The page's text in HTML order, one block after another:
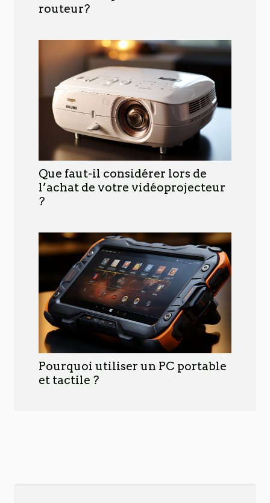
routeur?
Que faut-il considérer lors de
l’achat de votre vidéoprojecteur
?
Pourquoi utiliser un PC portable
et tactile ?